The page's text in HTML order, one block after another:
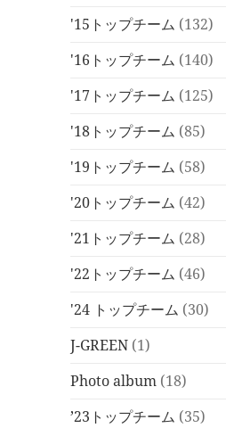
'15トップチーム (132)
'16トップチーム (140)
'17トップチーム (125)
'18トップチーム (85)
'19トップチーム (58)
'20トップチーム (42)
'21トップチーム (28)
'22トップチーム (46)
'24 トップチーム (30)
J-GREEN (1)
Photo album (18)
’23トップチーム (35)